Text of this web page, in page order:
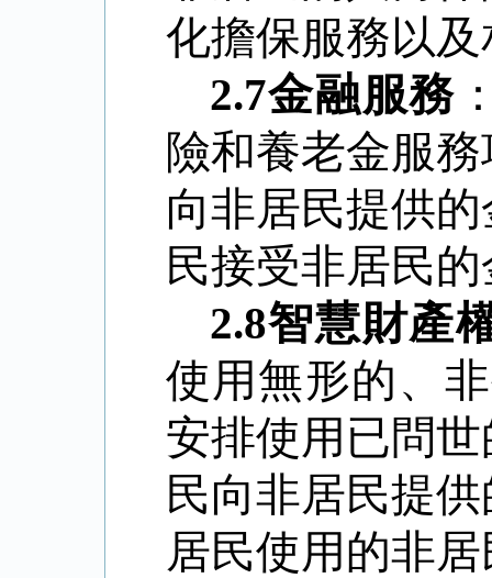
化擔保服務以
2.7金融服務
險和養老金服
向非居民提供
民接受非居民
2.8智慧財產
使用無形的、
安排使用已問
民向非居民提
居民使用的非